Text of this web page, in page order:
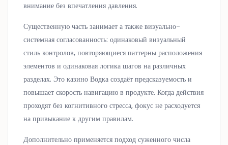
внимание без впечатления давления.
Существенную часть занимает а также визуально-
системная согласованность: одинаковый визуальный
стиль контролов, повторяющиеся паттерны расположения
элементов и одинаковая логика шагов на различных
разделах. Это казино Водка создаёт предсказуемость и
повышает скорость навигацию в продукте. Когда действия
проходят без когнитивного стресса, фокус не расходуется
на привыкание к другим правилам.
Дополнительно применяется подход суженного числа